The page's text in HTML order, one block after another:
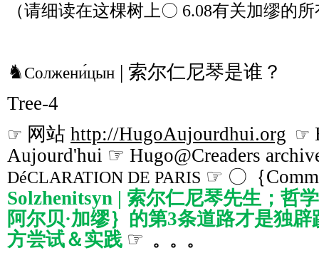
（请细读在这棵树上〇 6.08有关加缪的
♞ Солжени́цын | 索尔仁尼琴是谁？
Tree-4
☞ 网站 http://HugoAujourdhui.org ☞
Aujourd'hui ☞ Hugo@Creaders
DéCLARATION DE PARIS ☞ 〇｛
Solzhenitsyn | 索尔仁尼琴先生；哲
阿尔贝·加缪｝的第3条道路才是独
方尝试＆实践 ☞ 。。。